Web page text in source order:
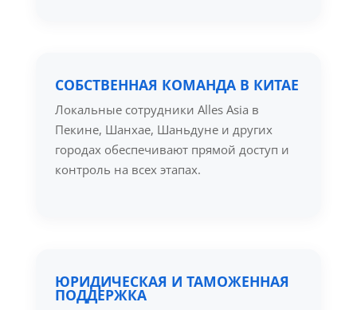
СОБСТВЕННАЯ КОМАНДА В КИТАЕ
Локальные сотрудники Alles Asia в
Пекине, Шанхае, Шаньдуне и других
городах обеспечивают прямой доступ и
контроль на всех этапах.
ЮРИДИЧЕСКАЯ И ТАМОЖЕННАЯ
ПОДДЕРЖКА